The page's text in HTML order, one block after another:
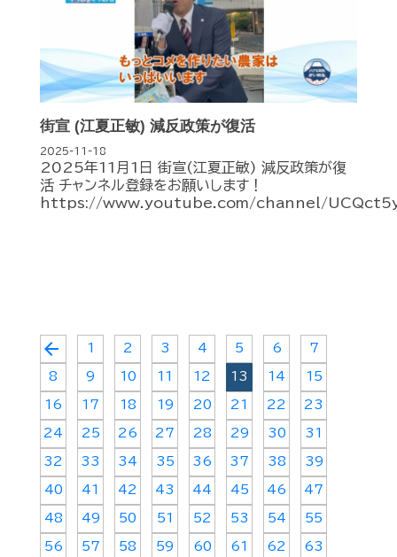
街宣 (江夏正敏) 減反政策が復活
2025-11-18
2025年11月1日 街宣(江夏正敏) 減反政策が復
活 チャンネル登録をお願いします！
https://www.youtube.com/channel/
arrow_back 1 2 3 4 5 6 7
8 9 10 11 12 13 14 15
16 17 18 19 20 21 22 23
24 25 26 27 28 29 30 31
32 33 34 35 36 37 38 39
40 41 42 43 44 45 46 47
48 49 50 51 52 53 54 55
56 57 58 59 60 61 62 63